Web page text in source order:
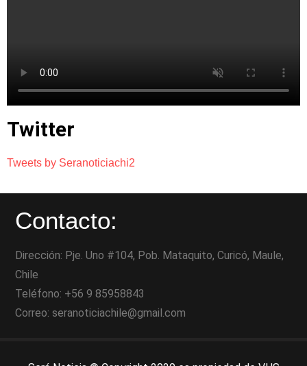
Twitter
Tweets by Seranoticiachi2
Contacto:
Dirección: Pje. Uno #104, Pob. Mataquito, Curicó, Maule,
Chile
Teléfono: +56 9 85958843
Correo: seranoticiachile@gmail.com